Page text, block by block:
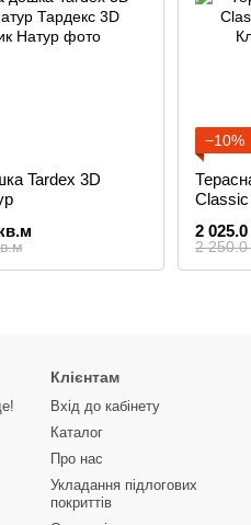
Tardex 3D
−10%
Classic
2 250.0
2
Клієнтам
Вхід до кабінету
Каталог
Про нас
Укладання підлогових
покриттів